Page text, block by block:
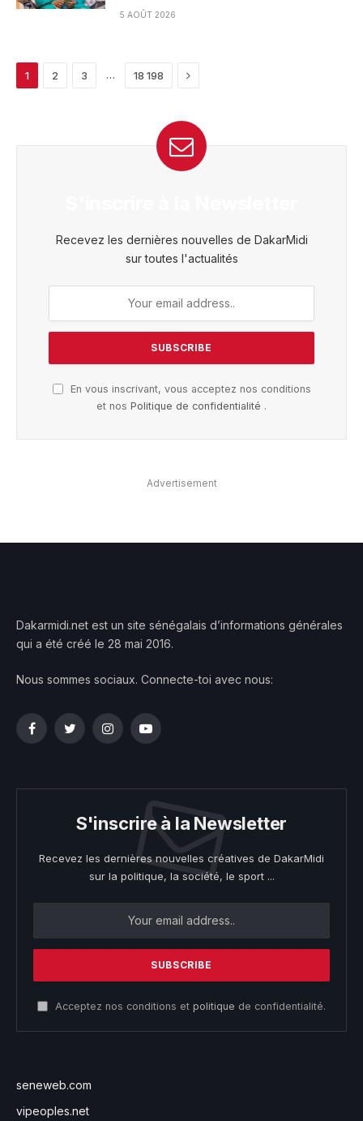
5 AOÛT 2026
1 2 3 … 18 198 Next
Recevez les dernières nouvelles de DakarMidi
sur toutes l'actualités
En vous inscrivant, vous acceptez nos conditions
et nos Politique de confidentialité .
Advertisement
Dakarmidi.net est un site sénégalais d’informations générales
qui a été créé le 28 mai 2016.
Nous sommes sociaux. Connecte-toi avec nous:
FacebookTwitterInstagramYouTube
S'inscrire à la Newsletter
Recevez les dernières nouvelles créatives de DakarMidi
sur la politique, la société, le sport ...
Acceptez nos conditions et politique de confidentialité.
seneweb.com
vipeoples.net